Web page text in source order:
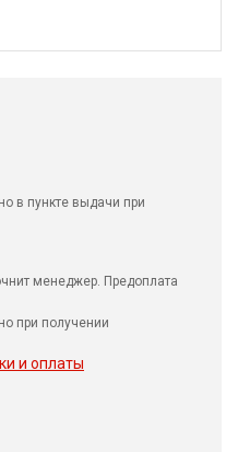
в пункте выдачи при
менеджер. Предоплата
при получении
и оплаты